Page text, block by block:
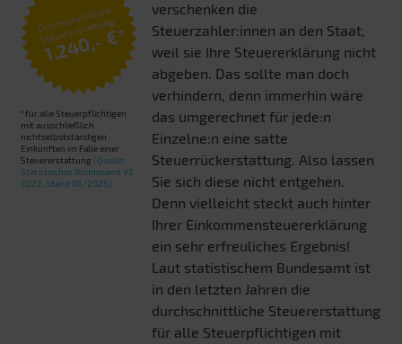
Durchschnittliche
Steuererstattung:
1.240,- €*
*für alle Steuerpflichtigen
mit ausschließlich
nichtselbstständigen
Einkünften im Falle einer
Steuererstattung (Quelle:
Statistisches Bundesamt VZ
2022, Stand 06/2026)
verschenken die
Steuerzahler:innen an den Staat,
weil sie Ihre Steuererklärung nicht
abgeben. Das sollte man doch
verhindern, denn immerhin wäre
das umgerechnet für jede:n
Einzelne:n eine satte
Steuerrückerstattung. Also lassen
Sie sich diese nicht entgehen.
Denn vielleicht steckt auch hinter
Ihrer Einkommensteuererklärung
ein sehr erfreuliches Ergebnis!
Laut statistischem Bundesamt ist
in den letzten Jahren die
durchschnittliche Steuererstattung
für alle Steuerpflichtigen mit